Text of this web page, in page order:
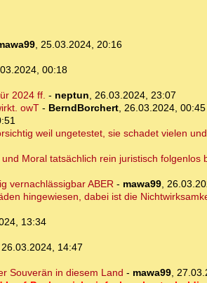
, 25.03.2024, 20:16
00:18
2024 ff. - neptun, 26.03.2024, 23:07
owT- BerndBorchert, 26.03.2024, 00:45
weil ungetestet, sie schadet vielen
Moral tatsächlich rein juristisch folgenlos
vernachlässigbar ABER- mawa99,
hingewiesen, dabei ist die
13:34
26.03.2024, 14:47
Souverän in diesem Land - mawa99,